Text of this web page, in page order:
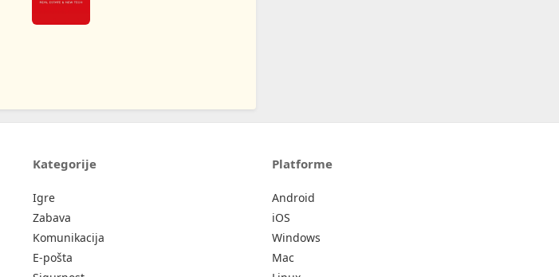
Kategorije
Igre
Zabava
Komunikacija
E-pošta
Platforme
Android
iOS
Windows
Mac